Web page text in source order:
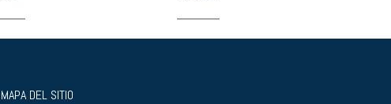
MAPA DEL SITIO